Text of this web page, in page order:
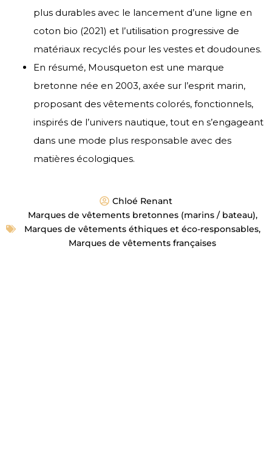
plus durables avec le lancement d’une ligne en
coton bio (2021) et l’utilisation progressive de
matériaux recyclés pour les vestes et doudounes.
En résumé, Mousqueton est une marque
bretonne née en 2003, axée sur l’esprit marin,
proposant des vêtements colorés, fonctionnels,
inspirés de l’univers nautique, tout en s’engageant
dans une mode plus responsable avec des
matières écologiques.
Chloé Renant
Marques de vêtements bretonnes (marins / bateau),
Marques de vêtements éthiques et éco-responsables,
Marques de vêtements françaises